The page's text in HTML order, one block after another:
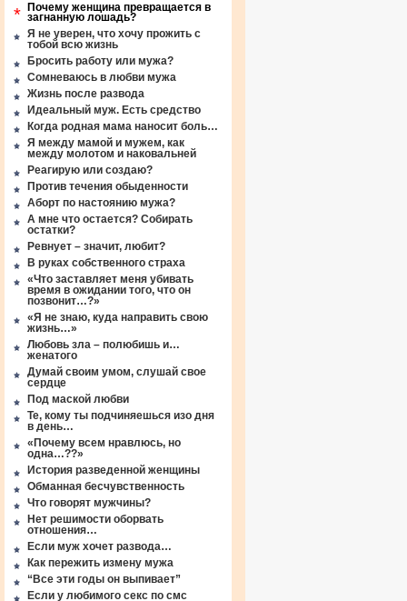
*
Почему женщина превращается в
загнанную лошадь?
Я не уверен, что хочу прожить с
тобой всю жизнь
Бросить работу или мужа?
Сомневаюсь в любви мужа
Жизнь после развода
Идеальный муж. Есть средство
Когда родная мама наносит боль…
Я между мамой и мужем, как
между молотом и наковальней
Реагирую или создаю?
Против течения обыденности
Аборт по настоянию мужа?
А мне что остается? Собирать
остатки?
Ревнует – значит, любит?
В руках собственного страха
«Что заставляет меня убивать
время в ожидании того, что он
позвонит…?»
«Я не знаю, куда направить свою
жизнь…»
Любовь зла – полюбишь и…
женатого
Думай своим умом, слушай свое
сердце
Под маской любви
Те, кому ты подчиняешься изо дня
в день…
«Почему всем нравлюсь, но
одна…??»
История разведенной женщины
Обманная бесчувственность
Что говорят мужчины?
Нет решимости оборвать
отношения…
Если муж хочет развода…
Как пережить измену мужа
“Все эти годы он выпивает”
Если у любимого секс по смс